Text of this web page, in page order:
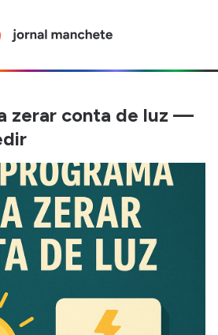
zerar conta de luz —